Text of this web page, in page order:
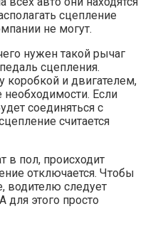
сцепление
не могут.
нужен такой рычаг
сцепления.
коробкой и двигателем,
Если
соединяться с
считается
в пол, происходит
отключается. Чтобы
водителю следует
для этого просто